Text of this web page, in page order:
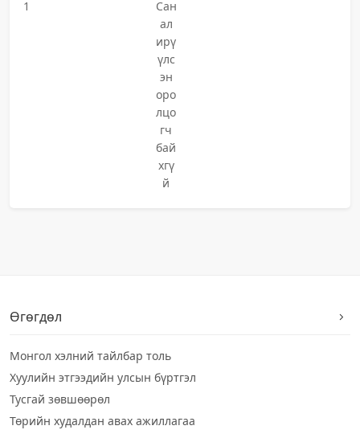
1
Сан
ал
ирү
үлс
эн
оро
лцо
гч
бай
хгү
й
Өгөгдөл
Монгол хэлний тайлбар толь
Хуулийн этгээдийн улсын бүртгэл
Тусгай зөвшөөрөл
Төрийн худалдан авах ажиллагаа